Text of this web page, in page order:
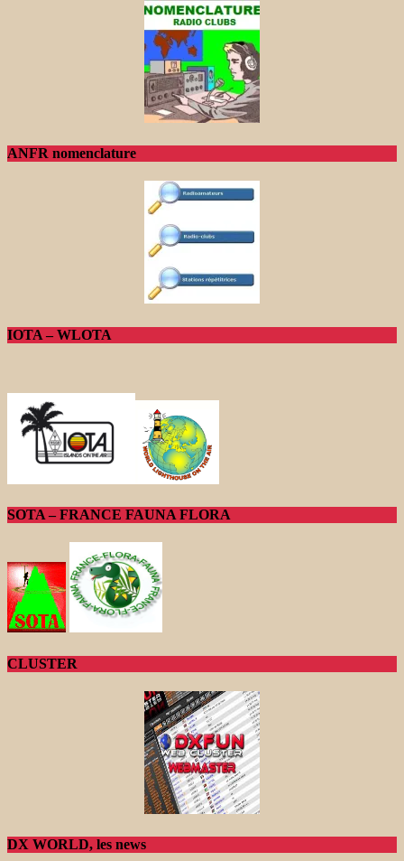
ANFR nomenclature
IOTA – WLOTA
SOTA – FRANCE FAUNA FLORA
CLUSTER
DX WORLD, les news